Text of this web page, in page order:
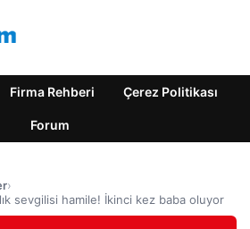
Firma Rehberi Çerez Politikası
Forum
›
sevgilisi hamile! İkinci kez baba oluyor